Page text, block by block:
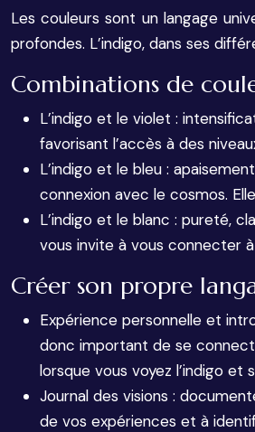
Les couleurs sont un langage
profondes. L’indigo, dans ses
Combinations de
L’indigo et le violet :
favorisant l’accès à des
L’indigo et le bleu :
connexion avec le cosmos.
L’indigo et le blanc : pureté,
vous invite à vous connecter
Créer son propre
Expérience personnelle et
donc important de se
lorsque vous voyez l’indigo et
Journal des visions :
de vos expériences et à